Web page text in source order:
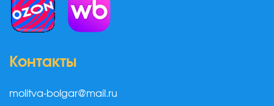
Контакты
molitva-bolgar@mail.ru